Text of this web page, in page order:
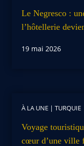
Le Negresco :
l’hôtellerie
19 mai 2026
À LA UNE | TURQUIE
Voyage
cœur d’une ville